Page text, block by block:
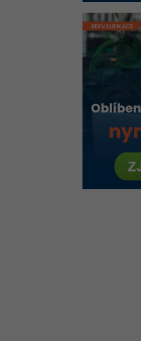
PBR
Blenderu
Řešené
Blender
Kvíz -
Timeline
světla